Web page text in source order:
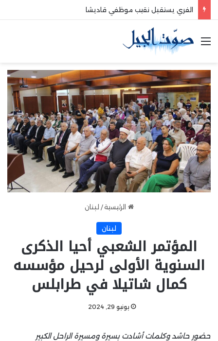
الفري يستقبل نقيب موظفي قاديشا
القائمة
الرئيسية / لبنان
لبنان
المؤتمر الشعبي أحيا الذكرى
السنوية الأولى لرحيل مؤسسه
كمال شاتيلا في طرابلس
يونيو 29, 2024
حضور حاشد وكلمات أشادت بسيرة ومسيرة الراحل الكبير